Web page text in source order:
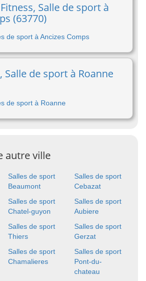
Salle de sport à
(63770)
de sport à Ancizes Comps
Salle de sport à Roanne
de sport à Roanne
autre ville
Salles de sport
Beaumont
Salles de sport
Cebazat
Salles de sport
Chatel-guyon
Salles de sport
Aubiere
Salles de sport
Thiers
Salles de sport
Gerzat
Salles de sport
Chamalieres
Salles de sport
Pont-du-
chateau